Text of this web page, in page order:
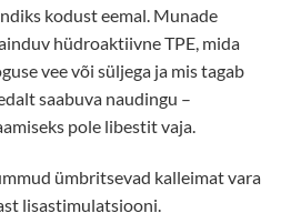
kodust eemal. Munade
hüdroaktiivne TPE, mida
vee või süljega ja mis tagab
saabuva naudingu –
pole libestit vaja.
ümbritsevad kalleimat vara
lisastimulatsiooni.